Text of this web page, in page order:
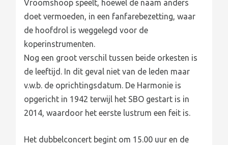
Vroomshoop speelt, hoewel de naam anders
doet vermoeden, in een fanfarebezetting, waar
de hoofdrol is weggelegd voor de
koperinstrumenten.
Nog een groot verschil tussen beide orkesten is
de leeftijd. In dit geval niet van de leden maar
v.w.b. de oprichtingsdatum. De Harmonie is
opgericht in 1942 terwijl het SBO gestart is in
2014, waardoor het eerste lustrum een feit is.
Het dubbelconcert begint om 15.00 uur en de